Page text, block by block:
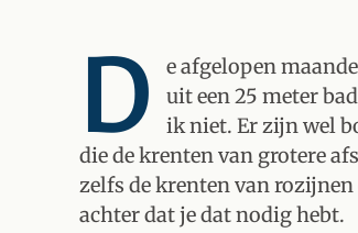
D
e afgelopen
uit een 25 meter
ik niet. Er zijn wel
die de krenten van grotere
zelfs de krenten van
achter dat je dat nodig hebt.